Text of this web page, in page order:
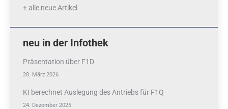
+ alle neue Artikel
neu in der Infothek
Präsentation über F1D
28. März 2026
KI berechnet Auslegung des Antriebs für F1Q
24. Dezember 2025